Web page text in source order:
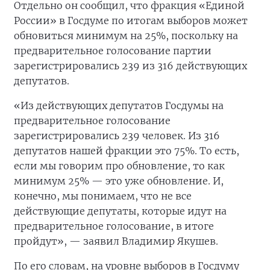
Отдельно он сообщил, что фракция «Единой
России» в Госдуме по итогам выборов может
обновиться минимум на 25%, поскольку на
предварительное голосование партии
зарегистрировались 239 из 316 действующих
депутатов.
«Из действующих депутатов Госдумы на
предварительное голосование
зарегистрировались 239 человек. Из 316
депутатов нашей фракции это 75%. То есть,
если мы говорим про обновление, то как
минимум 25% — это уже обновление. И,
конечно, мы понимаем, что не все
действующие депутаты, которые идут на
предварительное голосование, в итоге
пройдут», — заявил Владимир Якушев.
По его словам, на уровне выборов в Госдуму